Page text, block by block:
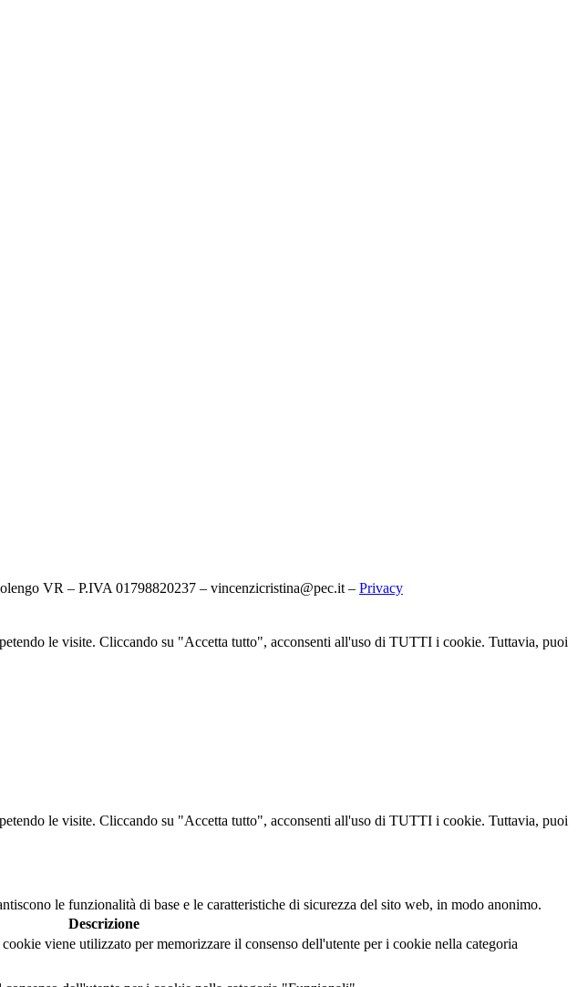
VR – P.IVA 01798820237 – vincenzicristina@pec.it – Privacy
le visite. Cliccando su "Accetta tutto", acconsenti all'uso di TUTTI i cookie. Tuttavia, puoi
le visite. Cliccando su "Accetta tutto", acconsenti all'uso di TUTTI i cookie. Tuttavia, puoi
le funzionalità di base e le caratteristiche di sicurezza del sito web, in modo anonimo.
Descrizione
viene utilizzato per memorizzare il consenso dell'utente per i cookie nella categoria